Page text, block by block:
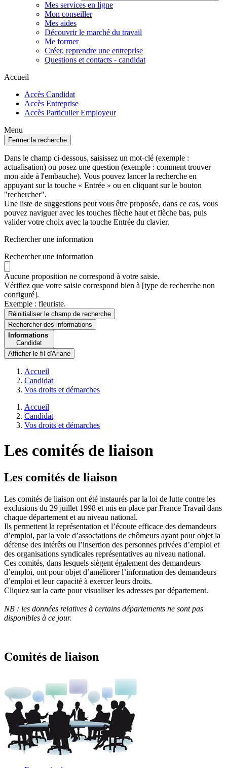
Mes services en ligne
Mon conseiller
Mes aides
Découvrir le marché du travail
Me former
Créer, reprendre une entreprise
Questions et contacts - candidat
Accueil
Accès Candidat
Accès Entreprise
Accès Particulier Employeur
Menu
Fermer la recherche
Dans le champ ci-dessous, saisissez un mot-clé (exemple :
actualisation) ou posez une question (exemple : comment trouver
mon aide à l'embauche). Vous pouvez lancer la recherche en
appuyant sur la touche « Entrée » ou en cliquant sur le bouton
"rechercher".
Une liste de suggestions peut vous être proposée, dans ce cas, vous
pouvez naviguer avec les touches flèche haut et flèche bas, puis
valider votre choix avec la touche Entrée du clavier.
Rechercher une information
Rechercher une information
Aucune proposition ne correspond à votre saisie.
Vérifiez que votre saisie correspond bien à [type de recherche non
configuré].
Exemple : fleuriste.
Réinitialiser le champ de recherche
Rechercherdes informations
Informations
Candidat
Afficher le fil d'Ariane
Accueil
Candidat
Vos droits et démarches
Accueil
Candidat
Vos droits et démarches
Les comités de liaison
Les comités de liaison
Les comités de liaison ont été instaurés par la loi de lutte contre les
exclusions du 29 juillet 1998 et mis en place par France Travail dans
chaque département et au niveau national.
Ils permettent la représentation et l’écoute efficace des demandeurs
d’emploi, par la voie d’associations de chômeurs ayant pour objet la
défense des intérêts ou l’insertion des personnes privées d’emploi et
des organisations syndicales représentatives au niveau national.
Ces comités, dans lesquels siègent également des demandeurs
d’emploi, ont pour objet d’améliorer l’information des demandeurs
d’emploi et leur capacité à exercer leurs droits.
Cliquez sur la carte pour visualiser les adresses par département.
NB : les données relatives à certains départements ne sont pas
disponibles à ce jour.
Comités de liaison